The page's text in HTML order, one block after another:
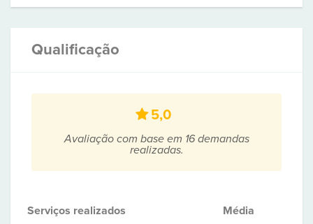
Qualificação
5,0
Avaliação com base em 16 demandas
realizadas.
Serviços realizados Média